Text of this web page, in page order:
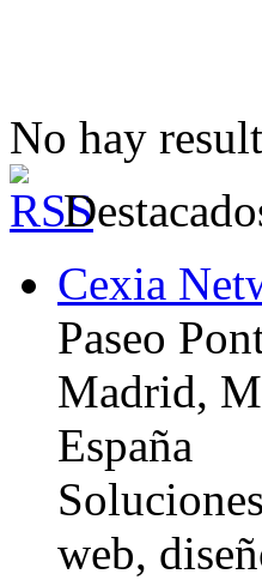
No hay
Cexia
Paseo
Madrid,
España
web,